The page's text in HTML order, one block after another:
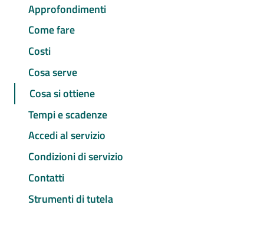
Approfondimenti
Come fare
Costi
Cosa serve
Cosa si ottiene
Tempi e scadenze
Accedi al servizio
Condizioni di servizio
Contatti
Strumenti di tutela